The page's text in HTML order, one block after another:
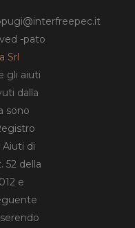
-pato
Srl
gli aiuti
dalla
sono
Aiuti di
52 della
e